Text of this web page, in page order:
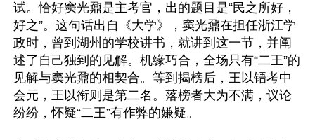
试。恰好窦光鼐是主考官，出的题目是“民之所好，
好之”。这句话出自《大学》，窦光鼐在担任浙江学
政时，曾到湖州的学校讲书，就讲到这一节，并阐
述了自己独到的见解。机缘巧合，全场只有“二王”的
见解与窦光鼐的相契合。等到揭榜后，王以铻考中
会元，王以衔则是第二名。落榜者大为不满，议论
纷纷，怀疑“二王”有作弊的嫌疑。